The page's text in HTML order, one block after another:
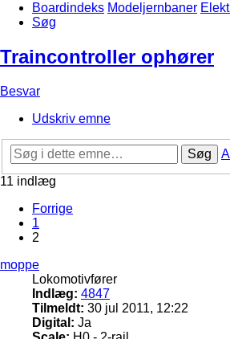
Boardindeks Modeljernbaner
Søg
Traincontroller ophører
Besvar
Udskriv emne
Søg
11 indlæg
Forrige
1
2
moppe
Lokomotivfører
Indlæg: 4847
Tilmeldt: 30 jul 2011, 12:22
Digital: Ja